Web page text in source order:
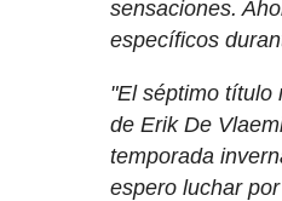
sensaciones.
específicos
"El séptimo título
de Erik De
temporada
espero luchar